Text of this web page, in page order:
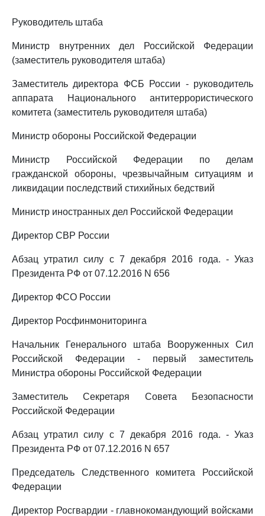
Руководитель штаба
Министр внутренних дел Российской Федерации
(заместитель руководителя штаба)
Заместитель директора ФСБ России - руководитель
аппарата Национального антитеррористического
комитета (заместитель руководителя штаба)
Министр обороны Российской Федерации
Министр Российской Федерации по делам
гражданской обороны, чрезвычайным ситуациям и
ликвидации последствий стихийных бедствий
Министр иностранных дел Российской Федерации
Директор СВР России
Абзац утратил силу с 7 декабря 2016 года. - Указ
Президента РФ от 07.12.2016 N 656
Директор ФСО России
Директор Росфинмониторинга
Начальник Генерального штаба Вооруженных Сил
Российской Федерации - первый заместитель
Министра обороны Российской Федерации
Заместитель Секретаря Совета Безопасности
Российской Федерации
Абзац утратил силу c 7 декабря 2016 года. - Указ
Президента РФ от 07.12.2016 N 657
Председатель Следственного комитета Российской
Федерации
Директор Росгвардии - главнокомандующий войсками